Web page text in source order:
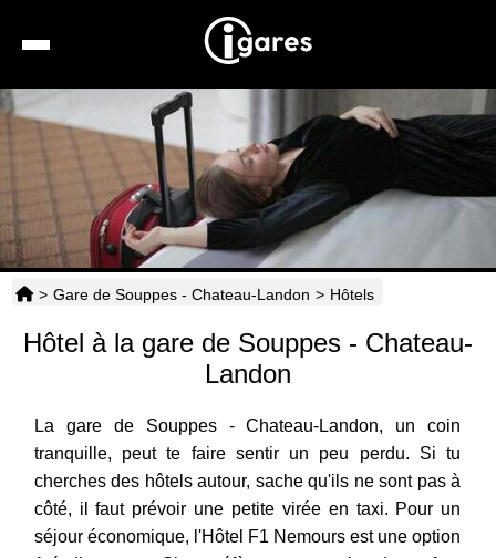
Location de voiture
Hôtels
Taxis
Horaires
> Gare de Souppes - Chateau-Landon > Hôtels
Hôtel à la gare de Souppes - Chateau-
Landon
La gare de Souppes - Chateau-Landon, un coin
tranquille, peut te faire sentir un peu perdu. Si tu
cherches des hôtels autour, sache qu'ils ne sont pas à
côté, il faut prévoir une petite virée en taxi. Pour un
séjour économique, l'Hôtel F1 Nemours est une option